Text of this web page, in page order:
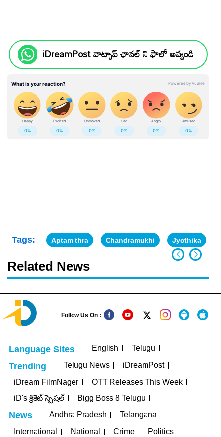
iDreamPost వాట్సాప్ ఛానల్ ని ఫాలో అవ్వండి
Tags: Aptamithra Chandramukhi Jyothika
Related News
Follow Us On :
Language Sites English Telugu
Trending Telugu News
iDreamPost
iDream FilmNager
OTT Releases This Week
iD's క్రికెట్ స్పెషల్
Bigg Boss 8 Telugu
News Andhra Pradesh
Telangana
International
National Crime Politics